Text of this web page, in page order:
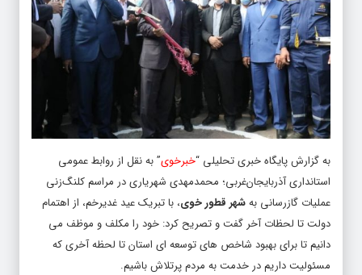
به گزارش پایگاه خبری تحلیلی “خبرخوی” به نقل از روابط عمومی
استانداری آذربایجان‌غربی؛ محمدمهدی شهریاری در مراسم کلنگ‌زنی
عملیات گازرسانی بهشهر قطور خوی، با تبریک عید غدیرخم، از اهتمام
دولت تا لحظات آخر گفت و تصریح کرد: خود را مکلف و موظف می
دانیم تا برای بهبود شاخص های توسعه ای استان تا لحظه آخری که
مسئولیت داریم در خدمت به مردم پرتلاش باشیم.